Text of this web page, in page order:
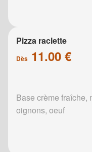
Pizza raclette
Dès 11.00 €
Base crème fraîche,
oignons, oeuf